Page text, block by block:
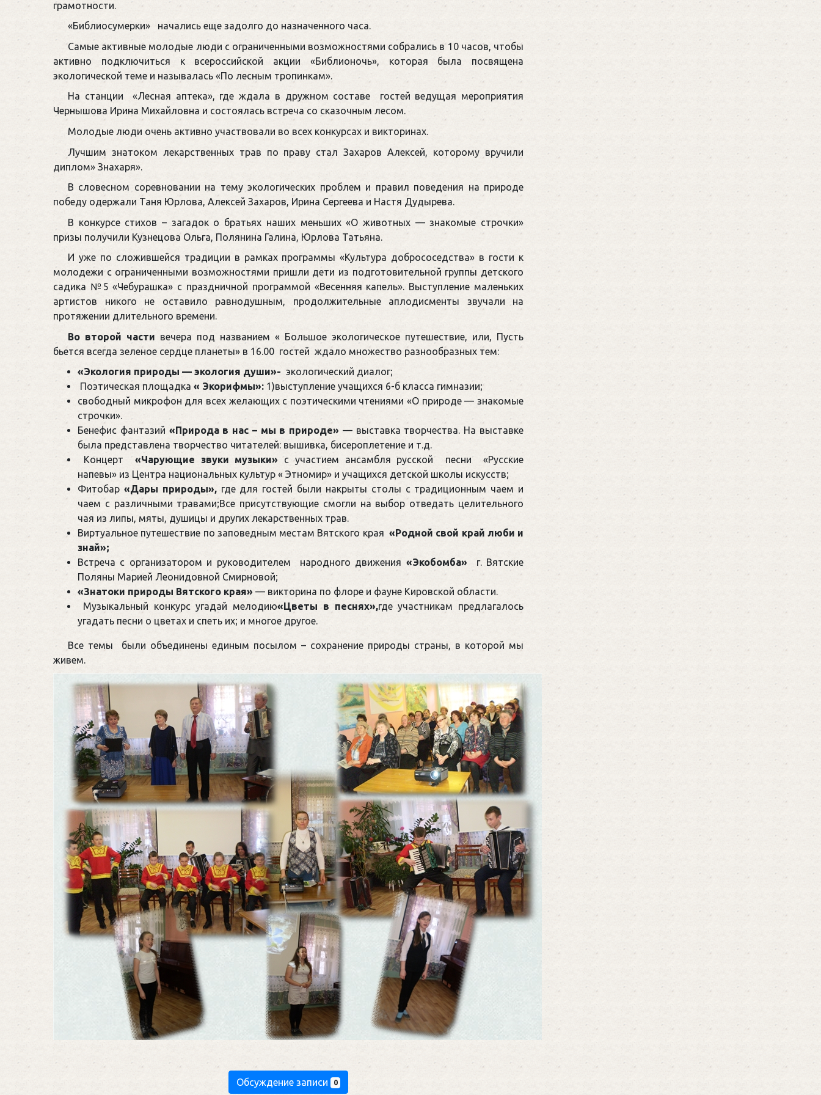
грамотности.
«Библиосумерки» начались еще задолго до назначенного часа.
Самые активные молодые люди с ограниченными возможностями собрались в 10 часов, чтобы
активно подключиться к всероссийской акции «Библионочь», которая была посвящена
экологической теме и называлась «По лесным тропинкам».
На станции «Лесная аптека», где ждала в дружном составе гостей ведущая мероприятия
Чернышова Ирина Михайловна и состоялась встреча со сказочным лесом.
Молодые люди очень активно участвовали во всех конкурсах и викторинах.
Лучшим знатоком лекарственных трав по праву стал Захаров Алексей, которому вручили
диплом» Знахаря».
В словесном соревновании на тему экологических проблем и правил поведения на природе
победу одержали Таня Юрлова, Алексей Захаров, Ирина Сергеева и Настя Дудырева.
В конкурсе стихов – загадок о братьях наших меньших «О животных — знакомые строчки»
призы получили Кузнецова Ольга, Полянина Галина, Юрлова Татьяна.
И уже по сложившейся традиции в рамках программы «Культура добрососедства» в гости к
молодежи с ограниченными возможностями пришли дети из подготовительной группы детского
садика №5 «Чебурашка» с праздничной программой «Весенняя капель». Выступление маленьких
артистов никого не оставило равнодушным, продолжительные аплодисменты звучали на
протяжении длительного времени.
Во второй части вечера под названием « Большое экологическое путешествие, или, Пусть
бьется всегда зеленое сердце планеты» в 16.00 гостей ждало множество разнообразных тем:
«Экология природы — экология души»- экологический диалог;
Поэтическая площадка « Экорифмы»: 1)выступление учащихся 6-б класса гимназии;
свободный микрофон для всех желающих с поэтическими чтениями «О природе — знакомые
строчки».
Бенефис фантазий «Природа в нас – мы в природе» — выставка творчества. На выставке
была представлена творчество читателей: вышивка, бисероплетение и т.д.
Концерт«Чарующие звуки музыки» с участием ансамбля русской песни «Русские
напевы» из Центра национальных культур « Этномир» и учащихся детской школы искусств;
Фитобар «Дары природы»,где для гостей были накрыты столы с традиционным чаем и
чаем с различными травами;Все присутствующие смогли на выбор отведать целительного
чая из липы, мяты, душицы и других лекарственных трав.
Виртуальное путешествие по заповедным местам Вятского края «Родной свой край люби и
знай»;
Встреча с организатором и руководителем народного движения «Экобомба» г. Вятские
Поляны Марией Леонидовной Смирновой;
«Знатоки природы Вятского края» — викторина по флоре и фауне Кировской области.
Музыкальный конкурс угадай мелодию«Цветы в песнях»,где участникам предлагалось
угадать песни о цветах и спеть их; и многое другое.
Все темы были объединены единым посылом – сохранение природы страны, в которой мы
живем.
Обсуждение записи 0